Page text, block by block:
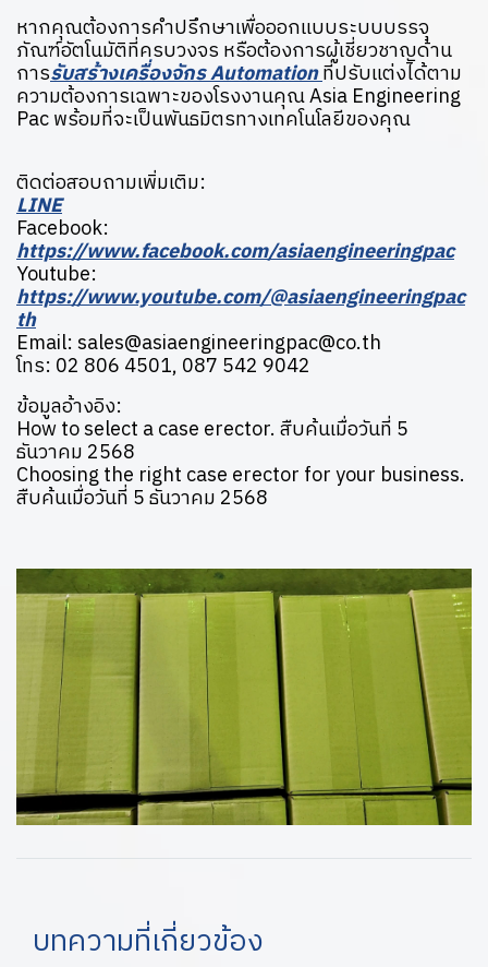
หากคุณต้องการคำปรึกษาเพื่อออกแบบระบบบรรจุ
ภัณฑ์อัตโนมัติที่ครบวงจร หรือต้องการผู้เชี่ยวชาญด้าน
การรับสร้างเครื่องจักร Automationที่ปรับแต่งได้ตาม
ความต้องการเฉพาะของโรงงานคุณ Asia Engineering
Pac พร้อมที่จะเป็นพันธมิตรทางเทคโนโลยีของคุณ
ติดต่อสอบถามเพิ่มเติม:
LINE
Facebook:
https://www.facebook.com/asiaengineeringpac
Youtube:
https://www.youtube.com/@asiaengineeringpac
th
Email: sales@asiaengineeringpac@co.th
โทร: 02 806 4501, 087 542 9042
ข้อมูลอ้างอิง:
How to select a case erector. สืบค้นเมื่อวันที่ 5
ธันวาคม 2568
Choosing the right case erector for your business.
สืบค้นเมื่อวันที่ 5 ธันวาคม 2568
บทความที่เกี่ยวข้อง